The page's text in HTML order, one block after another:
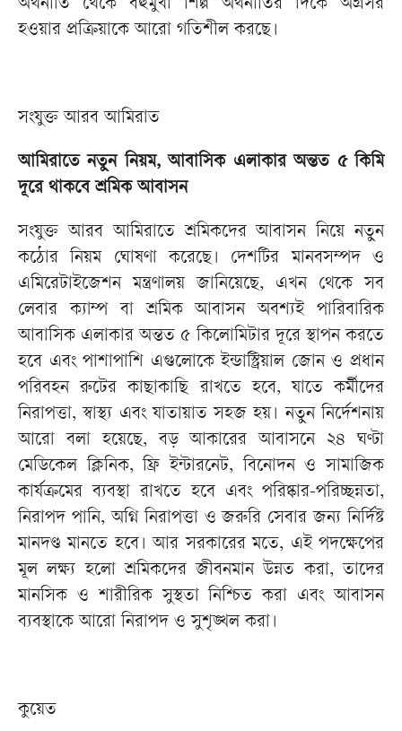
অর্থনীতি থেকে বহুমুখী শিল্প অর্থনীতির দিকে অগ্রসর
হওয়ার প্রক্রিয়াকে আরো গতিশীল করছে।
সংযুক্ত আরব আমিরাত
আমিরাতে নতুন নিয়ম, আবাসিক এলাকার অন্তত ৫ কিমি
দূরে থাকবে শ্রমিক আবাসন
সংযুক্ত আরব আমিরাতে শ্রমিকদের আবাসন নিয়ে নতুন
কঠোর নিয়ম ঘোষণা করেছে। দেশটির মানবসম্পদ ও
এমিরেটাইজেশন মন্ত্রণালয় জানিয়েছে, এখন থেকে সব
লেবার ক্যাম্প বা শ্রমিক আবাসন অবশ্যই পারিবারিক
আবাসিক এলাকার অন্তত ৫ কিলোমিটার দূরে স্থাপন করতে
হবে এবং পাশাপাশি এগুলোকে ইন্ডাস্ট্রিয়াল জোন ও প্রধান
পরিবহন রুটের কাছাকাছি রাখতে হবে, যাতে কর্মীদের
নিরাপত্তা, স্বাস্থ্য এবং যাতায়াত সহজ হয়। নতুন নির্দেশনায়
আরো বলা হয়েছে, বড় আকারের আবাসনে ২৪ ঘণ্টা
মেডিকেল ক্লিনিক, ফ্রি ইন্টারনেট, বিনোদন ও সামাজিক
কার্যক্রমের ব্যবস্থা রাখতে হবে এবং পরিষ্কার-পরিচ্ছন্নতা,
নিরাপদ পানি, অগ্নি নিরাপত্তা ও জরুরি সেবার জন্য নির্দিষ্ট
মানদণ্ড মানতে হবে। আর সরকারের মতে, এই পদক্ষেপের
মূল লক্ষ্য হলো শ্রমিকদের জীবনমান উন্নত করা, তাদের
মানসিক ও শারীরিক সুস্থতা নিশ্চিত করা এবং আবাসন
ব্যবস্থাকে আরো নিরাপদ ও সুশৃঙ্খল করা।
কুয়েত